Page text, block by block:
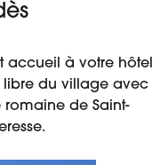
accueil à votre hôtel
libre du village avec
romaine de Saint-